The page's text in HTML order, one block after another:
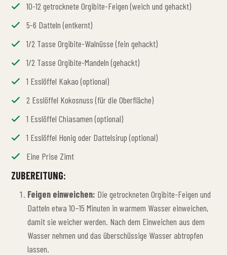
10-12 getrocknete Orgibite-Feigen (weich und gehackt)
5-6 Datteln (entkernt)
1/2 Tasse Orgibite-Walnüsse (fein gehackt)
1/2 Tasse Orgibite-Mandeln (gehackt)
1 Esslöffel Kakao (optional)
2 Esslöffel Kokosnuss (für die Oberfläche)
1 Esslöffel Chiasamen (optional)
1 Esslöffel Honig oder Dattelsirup (optional)
Eine Prise Zimt
ZUBEREITUNG:
Feigen einweichen: Die getrockneten Orgibite-Feigen und
Datteln etwa 10–15 Minuten in warmem Wasser einweichen,
damit sie weicher werden. Nach dem Einweichen aus dem
Wasser nehmen und das überschüssige Wasser abtropfen
lassen.